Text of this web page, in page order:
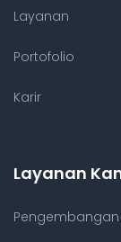
Layanan
Portofolio
Karir
Layanan
Pengembangan